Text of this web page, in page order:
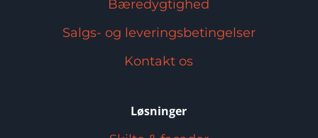
Bæredygtighed
Salgs- og leveringsbetingelser
Kontakt os
Løsninger